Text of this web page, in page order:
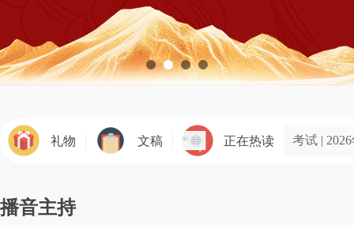
正在热读
礼物 文稿 考试 |
播音主持